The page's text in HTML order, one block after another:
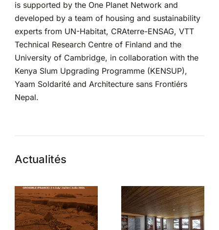
is supported by the One Planet Network and
developed by a team of housing and sustainability
experts from UN-Habitat, CRAterre-ENSAG, VTT
Technical Research Centre of Finland and the
University of Cambridge, in collaboration with the
Kenya Slum Upgrading Programme (KENSUP),
Yaam Soldarité and Architecture sans Frontiérs
Nepal.
Actualités